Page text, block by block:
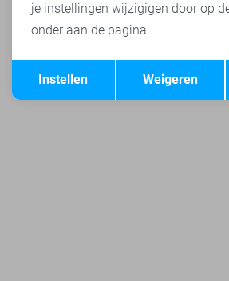
Terug
je instellingen wijzigigen door op
onder aan de pagina.
Weigeren
Instellen